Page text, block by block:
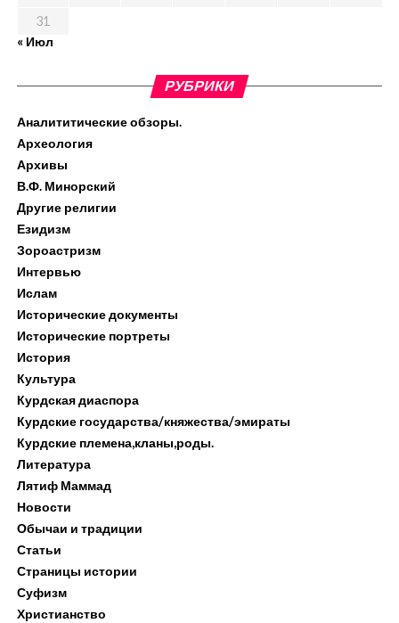
31
« Июл
РУБРИКИ
Аналититические обзоры.
Археология
Архивы
В.Ф. Минорский
Другие религии
Езидизм
Зороастризм
Интервью
Ислам
Исторические документы
Исторические портреты
История
Культура
Курдская диаспора
Курдские государства/княжества/эмираты
Курдские племена,кланы,роды.
Литература
Лятиф Маммад
Новости
Обычаи и традиции
Статьи
Страницы истории
Суфизм
Христианство